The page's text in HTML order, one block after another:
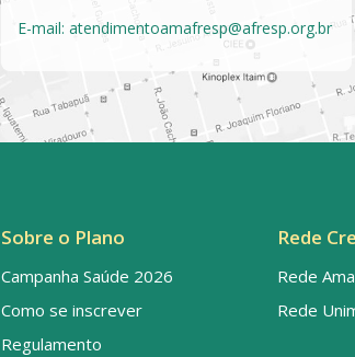
E-mail: atendimentoamafresp@afresp.org.br
Sobre o Plano
Campanha Saúde 2026
Como se inscrever
Regulamento
Rede
Rede
Rede